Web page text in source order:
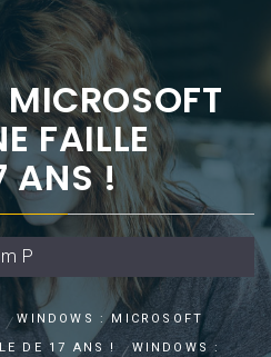
FAILLE
ANS !
P
WINDOWS : MICROSOFT
DE 17 ANS !
WINDOWS :